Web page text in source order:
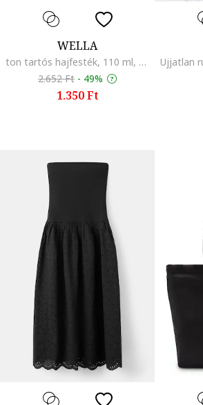
WELLA
ton tartós hajfesték, 110 ml, Chocolate with caramel 8/74
2.652 Ft - 49%
1.350 Ft